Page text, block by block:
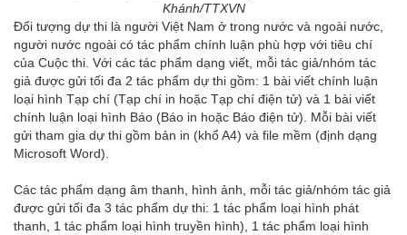
Khánh/TTXVN
Đối tượng dự thi là người Việt Nam ở trong nước và ngoài nước,
người nước ngoài có tác phẩm chính luận phù hợp với tiêu chí
của Cuộc thi. Với các tác phẩm dạng viết, mỗi tác giả/nhóm tác
giả được gửi tối đa 2 tác phẩm dự thi gồm: 1 bài viết chính luận
loại hình Tạp chí (Tạp chí in hoặc Tạp chí điện tử) và 1 bài viết
chính luận loại hình Báo (Báo in hoặc Báo điện tử). Mỗi bài viết
gửi tham gia dự thi gồm bản in (khổ A4) và file mềm (định dạng
Microsoft Word).
Các tác phẩm dạng âm thanh, hình ảnh, mỗi tác giả/nhóm tác giả
được gửi tối đa 3 tác phẩm dự thi: 1 tác phẩm loại hình phát
thanh, 1 tác phẩm loại hình truyền hình), 1 tác phẩm loại hình